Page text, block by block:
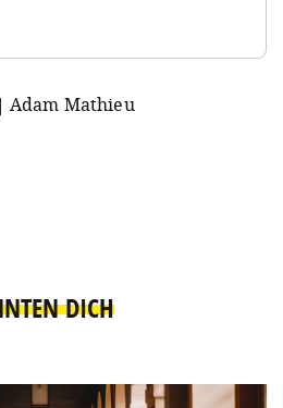
Mathieu
DICH